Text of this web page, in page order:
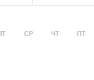
СР ЧТ ПТ